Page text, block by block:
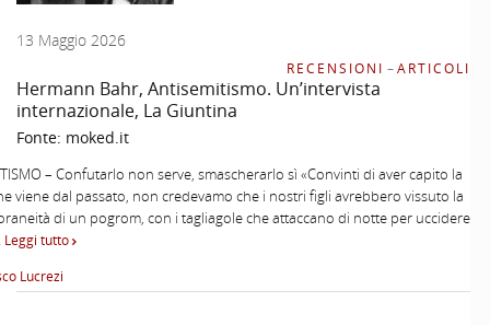
13 Maggio 2026
RECENSIONI –ARTICOLI
Hermann Bahr, Antisemitismo. Un’intervista
internazionale, La Giuntina
Fonte: moked.it
– Confutarlo non serve, smascherarlo sì «Convinti di aver capito la
viene dal passato, non credevamo che i nostri figli avrebbero vissuto la
di un pogrom, con i tagliagole che attaccano di notte per uccidere
Leggi tutto
Lucrezi